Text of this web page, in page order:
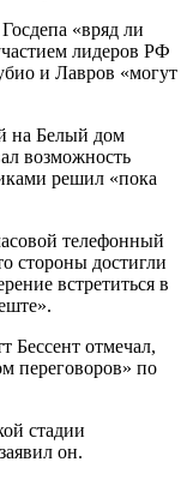
«вряд ли
лидеров РФ
и Лавров «могут
на Белый дом
возможность
решил «пока
телефонный
стороны достигли
встретиться в
отмечал,
переговоров» по
стадии
он.